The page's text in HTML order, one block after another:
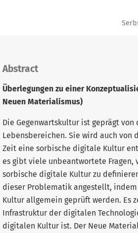
Abstract
Überlegungen zu einer
Neuen Materialismus)
Die Gegenwartskultur ist geprägt
Lebensbereichen. Sie wird auch von
Zeit eine sorbische digitale Kultur
es gibt viele unbeantwortete
sorbische digitale Kultur zu
dieser Problematik angestellt,
Kultur allgemein geprüft werden. Es
Infrastruktur der digitalen
digitalen Kultur ist. Der Neue